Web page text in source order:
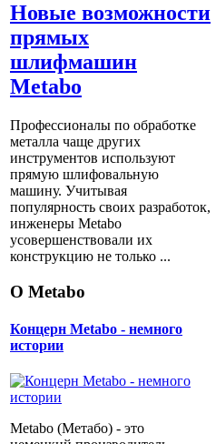
Новые возможности
прямых
шлифмашин
Metabo
Профессионалы по обработке
металла чаще других
инструментов используют
прямую шлифовальную
машину. Учитывая
популярность своих разработок,
инженеры Metabo
усовершенствовали их
конструкцию не только ...
О Metabo
Концерн Metabo - немного
истории
Metabo (Метабо) - это